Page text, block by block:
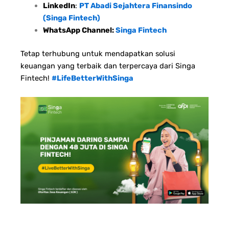
LinkedIn: PT Abadi Sejahtera Finansindo
(Singa Fintech)
WhatsApp Channel:Singa Fintech
Tetap terhubung untuk mendapatkan solusi
keuangan yang terbaik dan terpercaya dari Singa
Fintech! #LifeBetterWithSinga